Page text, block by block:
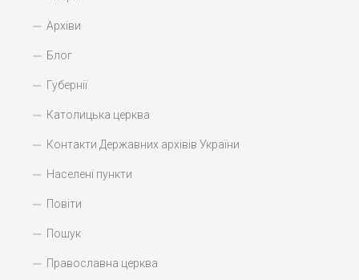
Архіви
Блог
Губернії
Католицька церква
Контакти Державних архівів України
Населені пункти
Повіти
Пошук
Православна церква